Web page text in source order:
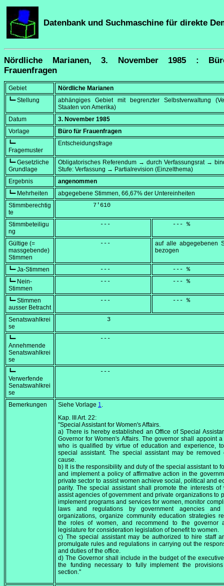
Datenbank und Suchmaschine für direkte
Nördliche Marianen, 3. November 1985 :
Frauenfragen
Gebiet
Nördliche Marianen
┗━ Stellung
abhängiges Gebiet mit begrenzter Selbstverwaltung
Staaten von Amerika)
Datum
3. November 1985
Vorlage
Büro für Frauenfragen
┗━
Fragemuster
Entscheidungsfrage
┗━ Gesetzliche
Grundlage
Obligatorisches Referendum → durch Verfassungsrat →
Stufe: Verfassung → Partialrevision (Einzelthema)
Ergebnis
angenommen
┗━ Mehrheiten
abgegebene Stimmen, 66,67% der Untereinheiten
Stimmberechtig
te
          7'610
Stimmbeteiligu
ng
            ---
     --- %
Gültige (=
massgebende)
Stimmen
            ---
auf alle abgegebenen
bezogen
┗━ Ja-Stimmen
            ---
     --- %
┗━ Nein-
Stimmen
            ---
     --- %
┗━ Stimmen
ausser Betracht
            ---
     --- %
Senatswahlkrei
se
              3
┗━
Annehmende
Senatswahlkrei
se
            ---
┗━
Verwerfende
Senatswahlkrei
se
            ---
Bemerkungen Siehe Vorlage 1.
Kap. III Art. 22:
"Special Assistant for Women's Affairs.
a) There is hereby established an Office of Special
Governor for Women's Affairs. The governor shall appoint a
who is qualified by virtue of education and experience,
special assistant. The special assistant may be removed
cause.
b) It is the responsibility and duty of the special assistant to
and implement a policy of affirmative action in the
private sector to assist women achieve social, political and
parity. The special assistant shall promote the interests of
assist agencies of government and private organizations to
implement programs and services for women, monitor
laws and regulations by government agencies and
organizations, organize community education strategies
the roles of women, and recommend to the governor
legislature for consideration legislation of benefit to women.
c) The special assistant may be authorized to hire staff
promulgate rules and regulations in carrying out the
and duties of the office.
d) The Governor shall include in the budget of the
the funding necessary to fully implement the
section."